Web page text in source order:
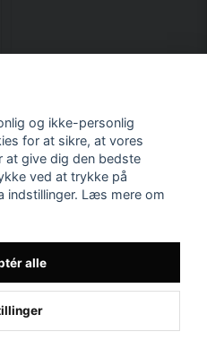
og ikke-personlig
for at sikre, at vores
at give dig den bedste
ved at trykke på
indstillinger. Læs mere om
alle